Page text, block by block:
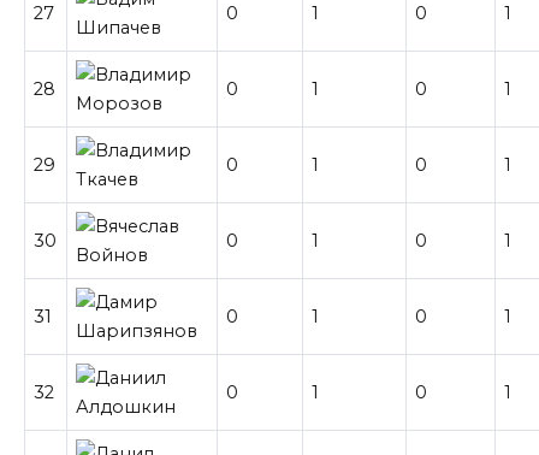
27 0 1 0 1
28 0 1 0 1
29 0 1 0 1
30 0 1 0 1
31 0 1 0 1
32 0 1 0 1